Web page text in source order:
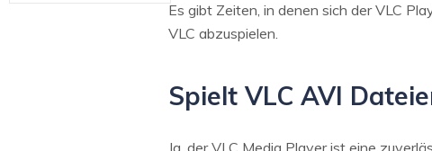
Es gibt Zeiten, in denen sich der VLC
VLC abzuspielen.
Spielt VLC AVI
Ja, der VLC Media Player ist eine